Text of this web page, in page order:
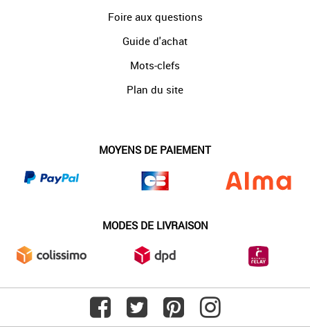
Foire aux questions
Guide d'achat
Mots-clefs
Plan du site
MOYENS DE PAIEMENT
MODES DE LIVRAISON